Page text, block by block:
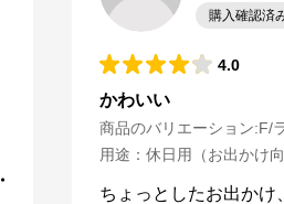
購入確認済
4.0
かわいい
商品のバリエーション:F/
用途 ： 休日用（お出かけ向
ちょっとしたお出か